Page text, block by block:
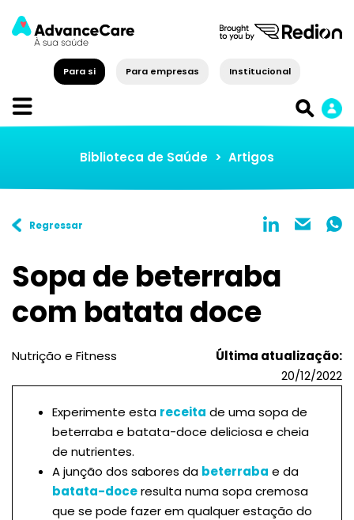
Para si Para empresas Institucional
Biblioteca de Saúde > Artigos
Regressar
Sopa de beterraba
com batata doce
Nutrição e Fitness
Última atualização:
20/12/2022
Experimente esta receita de uma sopa de
beterraba e batata-doce deliciosa e cheia
de nutrientes.
A junção dos sabores da beterraba e da
batata-doceresulta numa sopa cremosa
que se pode fazer em qualquer estação do